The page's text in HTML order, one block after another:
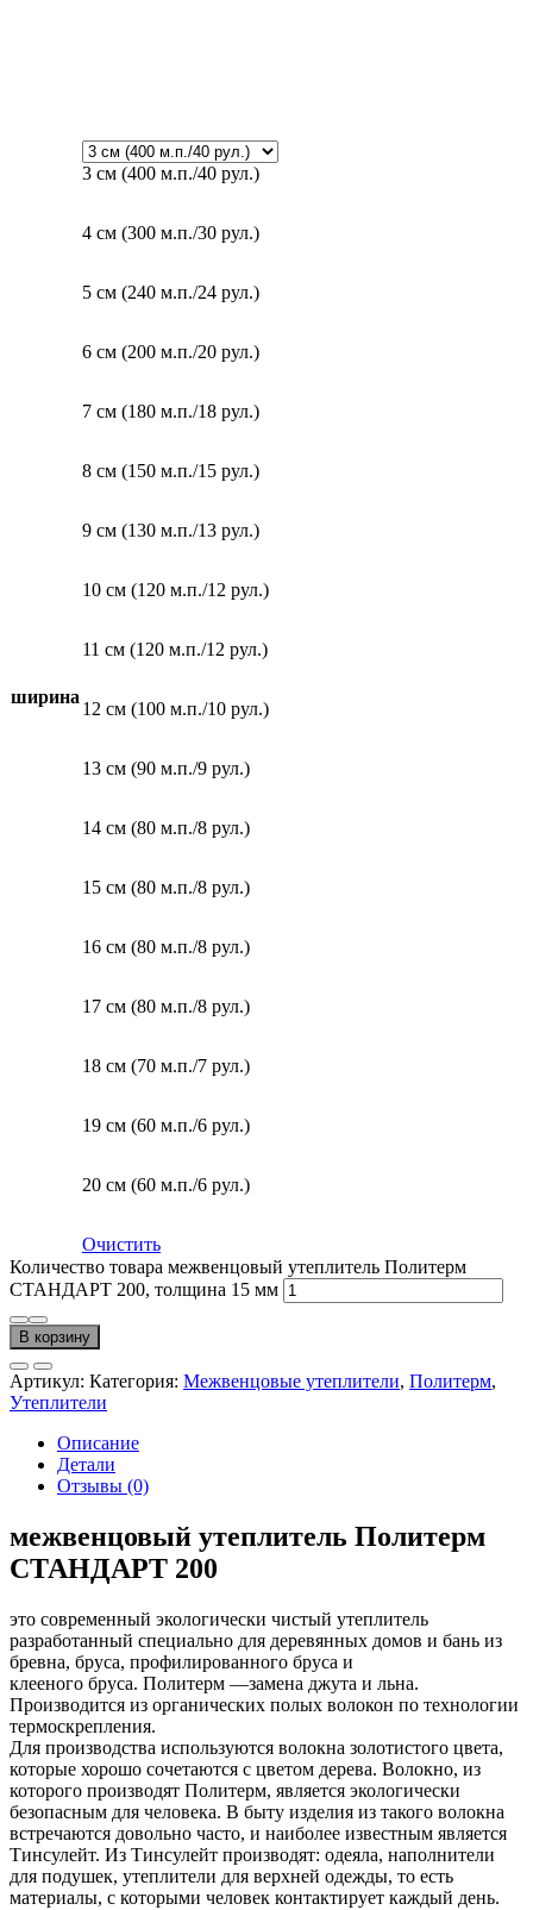
ширина
3 см (400 м.п./40 рул.)
4 см (300 м.п./30 рул.)
5 см (240 м.п./24 рул.)
6 см (200 м.п./20 рул.)
7 см (180 м.п./18 рул.)
8 см (150 м.п./15 рул.)
9 см (130 м.п./13 рул.)
10 см (120 м.п./12 рул.)
11 см (120 м.п./12 рул.)
12 см (100 м.п./10 рул.)
13 см (90 м.п./9 рул.)
14 см (80 м.п./8 рул.)
15 см (80 м.п./8 рул.)
16 см (80 м.п./8 рул.)
17 см (80 м.п./8 рул.)
18 см (70 м.п./7 рул.)
19 см (60 м.п./6 рул.)
20 см (60 м.п./6 рул.)
Очистить
Количество товара межвенцовый утеплитель Политерм
СТАНДАРТ 200, толщина 15 мм
В корзину
Артикул: Категория: Межвенцовые утеплители, Политерм,
Утеплители
Описание
Детали
Отзывы (0)
межвенцовый утеплитель Политерм
СТАНДАРТ 200
это современный экологически чистый утеплитель
разработанный специально для деревянных домов и бань из
бревна, бруса, профилированного бруса и
клееного бруса. Политерм —замена джута и льна.
Производится из органических полых волокон по технологии
термоскрепления.
Для производства используются волокна золотистого цвета,
которые хорошо сочетаются с цветом дерева. Волокно, из
которого производят Политерм, является экологически
безопасным для человека. В быту изделия из такого волокна
встречаются довольно часто, и наиболее известным является
Тинсулейт. Из Тинсулейт производят: одеяла, наполнители
для подушек, утеплители для верхней одежды, то есть
материалы, с которыми человек контактирует каждый день.